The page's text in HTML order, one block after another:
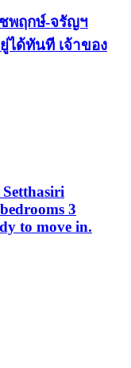
พฤกษ์-จรัญฯ
ได้ทันที เจ้าของ
3
to move in.